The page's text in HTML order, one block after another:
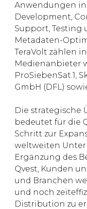
Anwendungen
Development,
Support, Testing
Metadaten-
TeraVolt zählen
Medienanbieter
ProSiebenSat.1,
GmbH (DFL)
Die strategische
bedeutet für die
Schritt zur
weltweiten
Ergänzung des
Qvest, Kunden
und Branchen
und noch
Distribution zu